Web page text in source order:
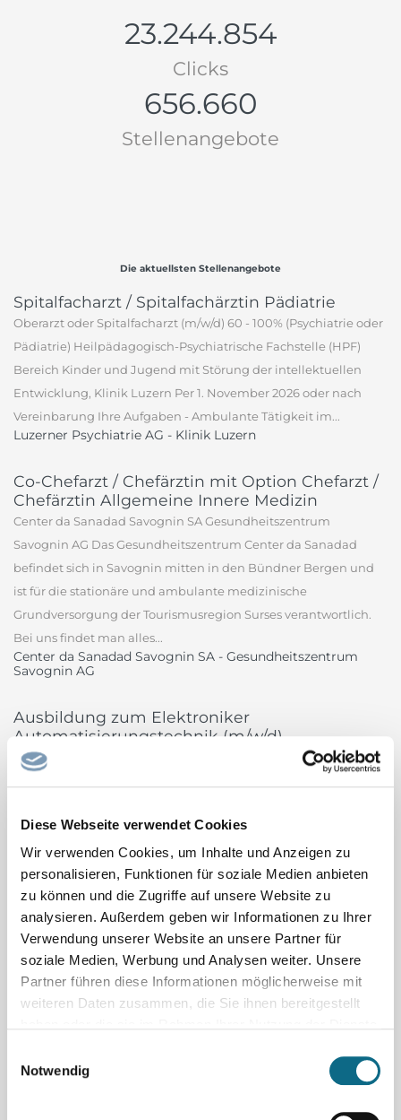
Diese Webseite verwendet Cookies
Wir verwenden Cookies, um Inhalte und Anzeigen zu
personalisieren, Funktionen für soziale Medien anbieten
zu können und die Zugriffe auf unsere Website zu
analysieren. Außerdem geben wir Informationen zu Ihrer
Verwendung unserer Website an unsere Partner für
soziale Medien, Werbung und Analysen weiter. Unsere
Partner führen diese Informationen möglicherweise mit
weiteren Daten zusammen, die Sie ihnen bereitgestellt
Notwendig
23.244.854
Clicks
656.660
Stellenangebote
Die aktuellsten Stellenangebote
Spitalfacharzt / Spitalfachärztin Pädiatrie
Oberarzt oder Spitalfacharzt (m/w/d) 60 - 100% (Psychiatrie oder
Pädiatrie) Heilpädagogisch-Psychiatrische Fachstelle (HPF)
Bereich Kinder und Jugend mit Störung der intellektuellen
Entwicklung, Klinik Luzern Per 1. November 2026 oder nach
Vereinbarung Ihre Aufgaben - Ambulante Tätigkeit im...
Luzerner Psychiatrie AG - Klinik Luzern
Co-Chefarzt / Chefärztin mit Option Chefarzt /
Chefärztin Allgemeine Innere Medizin
Center da Sanadad Savognin SA Gesundheitszentrum
Savognin AG Das Gesundheitszentrum Center da Sanadad
befindet sich in Savognin mitten in den Bündner Bergen und
ist für die stationäre und ambulante medizinische
Grundversorgung der Tourismusregion Surses verantwortlich.
Bei uns findet man alles...
Center da Sanadad Savognin SA - Gesundheitszentrum
Savognin AG
Ausbildung zum Elektroniker
Automatisierungstechnik (m/w/d)
voestalpine Böhler Welding, Teil des weltweit führenden Stahl-
Vertriebspartnern weltweit ein führendes Unternehmen der
Schweißbranche. Unser umfangreiches Produktportfolio und...
voestalpine Böhler Welding GmbH
Sachbearbeiter/in Tiefbau
Die Gemeinde Birkenwerder sucht ab sofort eine/n
Sachbearbeiter/-in Tiefbau (m/w/d) Es handelt sich um eine
unbefristete Stelle in Vollzeit (39 Stunden) Die Gemeinde
Birkenwerder liegt an der nördlichen Grenze Berlins und
Gemeinde Birkenwerder